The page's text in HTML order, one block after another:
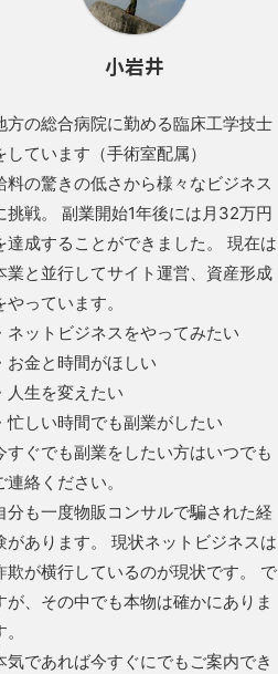
小岩井
方の総合病院に勤める臨床工学技士
しています（手術室配属）
料の驚きの低さから様々なビジネス
挑戦。 副業開始1年後には月32万円
達成することができました。 現在は
業と並行してサイト運営、資産形成
やっています。
ネットビジネスをやってみたい
お金と時間がほしい
人生を変えたい
忙しい時間でも副業がしたい
すぐでも副業をしたい方はいつでも
連絡ください。
分も一度物販コンサルで騙された経
があります。 現状ネットビジネスは
欺が横行しているのが現状です。 で
が、その中でも本物は確かにありま
気であれば今すぐにでもご案内でき